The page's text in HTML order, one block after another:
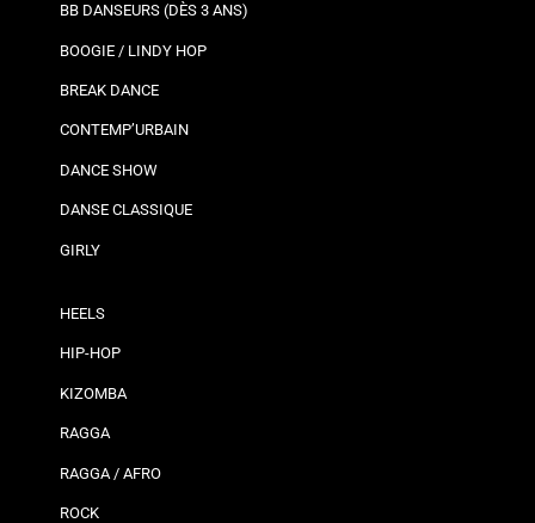
BB DANSEURS (DÈS 3 ANS)
BOOGIE / LINDY HOP
BREAK DANCE
CONTEMP’URBAIN
DANCE SHOW
DANSE CLASSIQUE
GIRLY
HEELS
HIP-HOP
KIZOMBA
RAGGA
RAGGA / AFRO
ROCK